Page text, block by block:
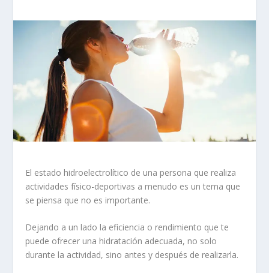
El estado hidroelectrolítico de una persona que realiza
actividades físico-deportivas a menudo es un tema que
se piensa que no es importante.
Dejando a un lado la eficiencia o rendimiento que te
puede ofrecer una hidratación adecuada, no solo
durante la actividad, sino antes y después de realizarla.